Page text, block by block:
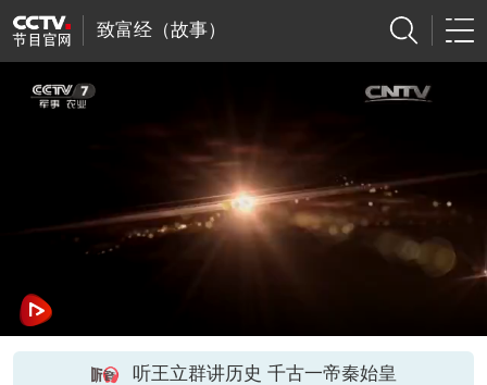
致富经（故事）
听王立群讲历史 千古一帝秦始皇